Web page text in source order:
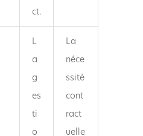
ct.
L
a
g
es
ti
o
La
néce
ssité
cont
ract
uelle